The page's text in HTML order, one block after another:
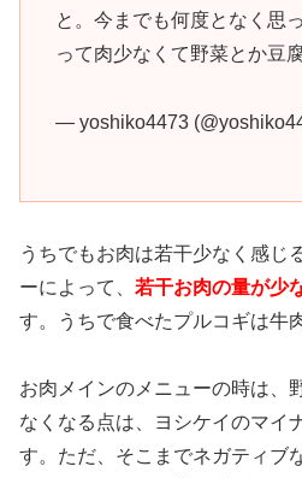
と。今までも何度となく思
って肉少なくて野菜とか豆
— yoshiko4473
うちでもお肉は若干少なく感じ
ーによって、 若干お肉の量が少
す。うちで食べたプルコギは牛
お肉メインのメニューの時は、
なくなる点は、ヨシケイのマイ
す。ただ、そこまでネガティブ